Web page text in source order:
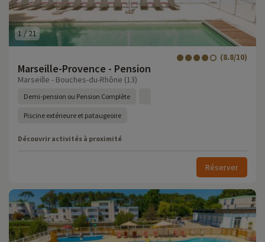
1 / 21
Marseille-Provence - Pension
(8.8/10)
Marseille - Bouches-du-Rhône (13)
Demi-pension ou Pension Complète
Piscine extérieure et pataugeoire
Découvrir activités à proximité
Réserver